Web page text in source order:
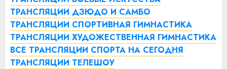
ТРАНСЛЯЦИИ ДЗЮДО И САМБО
ТРАНСЛЯЦИИ СПОРТИВНАЯ ГИМНАСТИКА
ТРАНСЛЯЦИИ ХУДОЖЕСТВЕННАЯ ГИМНАСТИКА
ВСЕ ТРАНСЛЯЦИИ СПОРТА НА СЕГОДНЯ
ТРАНСЛЯЦИИ ТЕЛЕШОУ